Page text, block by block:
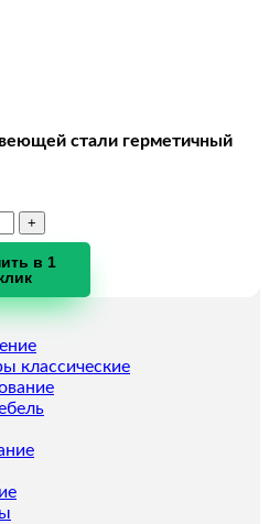
стали герметичный
в 1
классические